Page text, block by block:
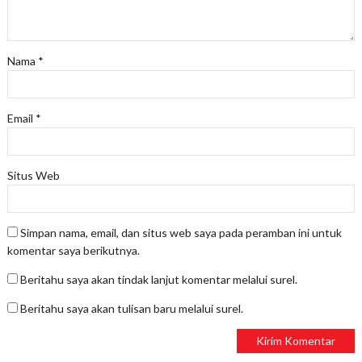
Nama *
Email *
Situs Web
Simpan nama, email, dan situs web saya pada peramban ini untuk
komentar saya berikutnya.
Beritahu saya akan tindak lanjut komentar melalui surel.
Beritahu saya akan tulisan baru melalui surel.